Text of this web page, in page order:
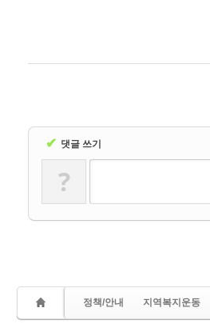
✔ 댓글 쓰기
?
정책/안내 지역복지운동